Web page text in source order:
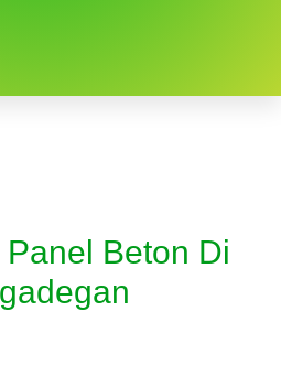
Beton Di